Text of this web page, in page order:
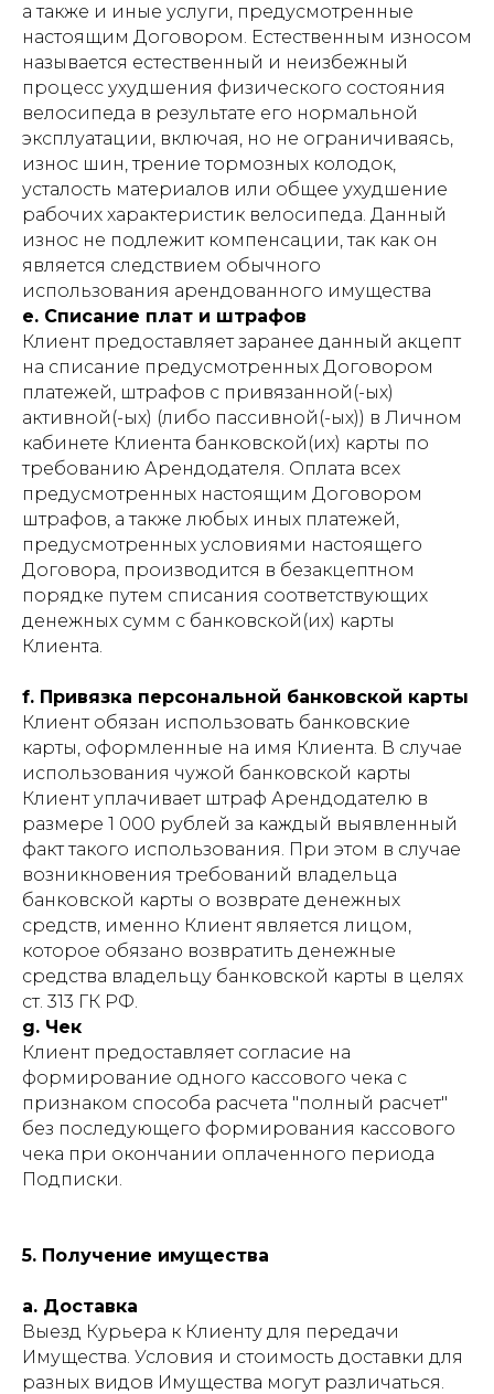
а также и иные услуги, предусмотренные
настоящим Договором. Естественным износом
называется естественный и неизбежный
процесс ухудшения физического состояния
велосипеда в результате его нормальной
эксплуатации, включая, но не ограничиваясь,
износ шин, трение тормозных колодок,
усталость материалов или общее ухудшение
рабочих характеристик велосипеда. Данный
износ не подлежит компенсации, так как он
является следствием обычного
использования арендованного имущества
e. Списание плат и штрафов
Клиент предоставляет заранее данный акцепт
на списание предусмотренных Договором
платежей, штрафов с привязанной(-ых)
активной(-ых) (либо пассивной(-ых)) в Личном
кабинете Клиента банковской(их) карты по
требованию Арендодателя. Оплата всех
предусмотренных настоящим Договором
штрафов, а также любых иных платежей,
предусмотренных условиями настоящего
Договора, производится в безакцептном
порядке путем списания соответствующих
денежных сумм с банковской(их) карты
Клиента.
f. Привязка персональной банковской карты
Клиент обязан использовать банковские
карты, оформленные на имя Клиента. В случае
использования чужой банковской карты
Клиент уплачивает штраф Арендодателю в
размере 1 000 рублей за каждый выявленный
факт такого использования. При этом в случае
возникновения требований владельца
банковской карты о возврате денежных
средств, именно Клиент является лицом,
которое обязано возвратить денежные
средства владельцу банковской карты в целях
ст. 313 ГК РФ.
g. Чек
Клиент предоставляет согласие на
формирование одного кассового чека с
признаком способа расчета "полный расчет"
без последующего формирования кассового
чека при окончании оплаченного периода
Подписки.
5. Получение имущества
a. Доставка
Выезд Курьера к Клиенту для передачи
Имущества. Условия и стоимость доставки для
разных видов Имущества могут различаться.